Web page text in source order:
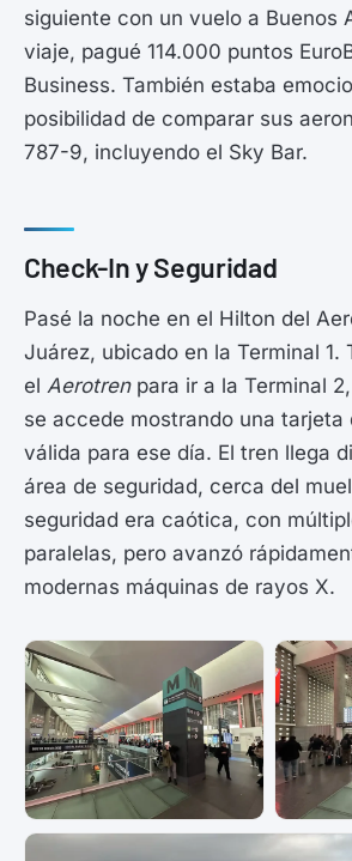
siguiente con un vuelo a Buenos
viaje, pagué 114.000 puntos
Business. También estaba
posibilidad de comparar sus
787-9, incluyendo el Sky Bar.
Check-In y Seguridad
Pasé la noche en el Hilton del
Juárez, ubicado en la Terminal 1.
el Aerotrenpara ir a la Terminal
se accede mostrando una tarjeta
válida para ese día. El tren llega
área de seguridad, cerca del
seguridad era caótica, con
paralelas, pero avanzó
modernas máquinas de rayos X.